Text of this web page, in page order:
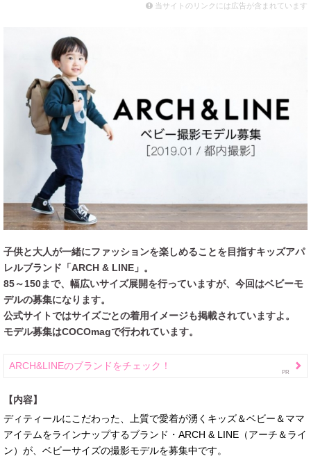
当サイトのリンクには広告が含まれています
子供と大人が一緒にファッションを楽しめることを目指すキッズアパ
レルブランド「ARCH & LINE」。
85～150まで、幅広いサイズ展開を行っていますが、今回はベビーモ
デルの募集になります。
公式サイトではサイズごとの着用イメージも掲載されていますよ。
モデル募集はCOCOmagで行われています。
ARCH&LINEのブランドをチェック！
【内容】
ディティールにこだわった、上質で愛着が湧くキッズ＆ベビー＆ママ
アイテムをラインナップするブランド・ARCH & LINE（アーチ＆ライ
ン）が、ベビーサイズの撮影モデルを募集中です。